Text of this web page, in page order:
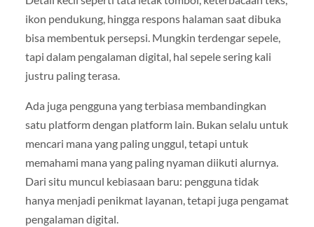
ikon pendukung, hingga respons halaman saat dibuka
bisa membentuk persepsi. Mungkin terdengar sepele,
tapi dalam pengalaman digital, hal sepele sering kali
justru paling terasa.
Ada juga pengguna yang terbiasa membandingkan
satu platform dengan platform lain. Bukan selalu untuk
mencari mana yang paling unggul, tetapi untuk
memahami mana yang paling nyaman diikuti alurnya.
Dari situ muncul kebiasaan baru: pengguna tidak
hanya menjadi penikmat layanan, tetapi juga pengamat
pengalaman digital.